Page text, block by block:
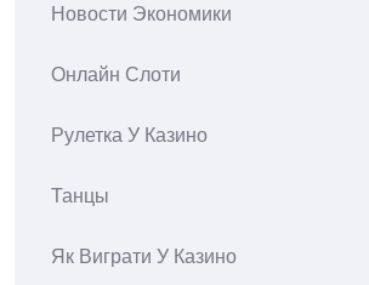
Новости Экономики
Онлайн Слоти
Рулетка У Казино
Танцы
Як Виграти У Казино